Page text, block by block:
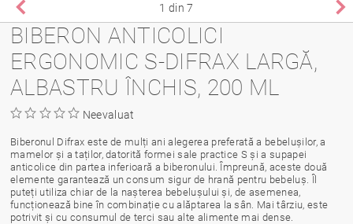
1 din 7
BIBERON ANTICOLICI
ERGONOMIC S-DIFRAX LARGĂ,
ALBASTRU ÎNCHIS, 200 ML
Neevaluat
Biberonul Difrax este de mulți ani alegerea preferată a bebelușilor, a
mamelor și a taților, datorită formei sale practice S și a supapei
anticolice din partea inferioară a biberonului. Împreună, aceste două
elemente garantează un consum sigur de hrană pentru bebeluș. Îl
puteți utiliza chiar de la nașterea bebelușului și, de asemenea,
funcționează bine în combinație cu alăptarea la sân. Mai târziu, este
potrivit și cu consumul de terci sau alte alimente mai dense.